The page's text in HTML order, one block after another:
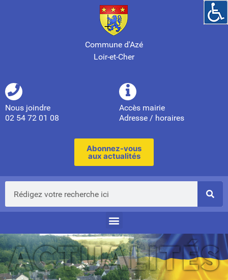
Commune d'Azé
Loir-et-Cher
Nous joindre
02 54 72 01 08
Accès mairie
Adresse / horaires
Abonnez-vous
aux actualités